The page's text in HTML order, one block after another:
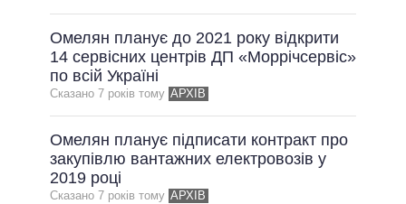
Омелян планує до 2021 року відкрити
14 сервісних центрів ДП «Моррічсервіс»
по всій Україні
Сказано 7 рокiв тому АРХІВ
Омелян планує підписати контракт про
закупівлю вантажних електровозів у
2019 році
Сказано 7 рокiв тому АРХІВ